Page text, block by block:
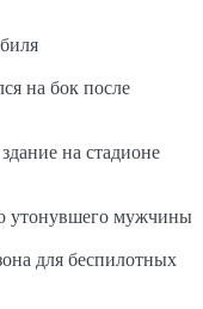
на бок после
на стадионе
утонувшего мужчины
для беспилотных